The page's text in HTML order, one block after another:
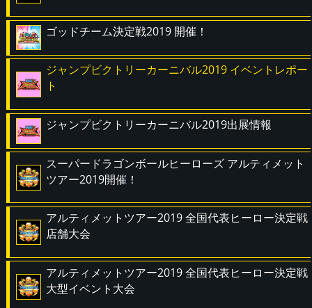
ゴッドチーム決定戦2019 開催！
ジャンプビクトリーカーニバル2019 イベントレポー
ト
ジャンプビクトリーカーニバル2019出展情報
スーパードラゴンボールヒーローズ アルティメット
ツアー2019開催！
アルティメットツアー2019 全国代表ヒーロー決定戦
店舗大会
アルティメットツアー2019 全国代表ヒーロー決定戦
大型イベント大会